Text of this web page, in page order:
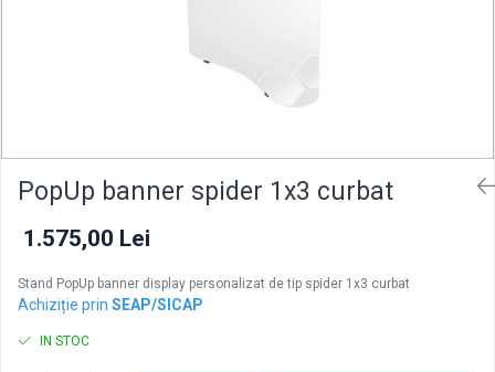
PopUp banner spider 1x3 curbat
1.575,00 Lei
Stand PopUp banner display personalizat de tip spider 1x3 curbat
Achiziție prin SEAP/SICAP
IN STOC